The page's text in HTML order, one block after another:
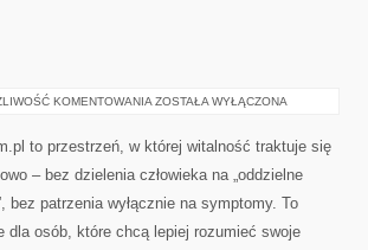
KOMENTOWANIA EMOCJE
ZOSTAŁA WYŁĄCZONA
to przestrzeń, w której witalność traktuje się
– bez dzielenia człowieka na „oddzielne
bez patrzenia wyłącznie na symptomy. To
dla osób, które chcą lepiej rozumieć swoje